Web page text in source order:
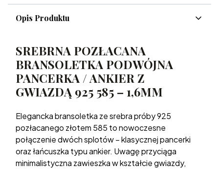
Opis Produktu
SREBRNA POZŁACANA
BRANSOLETKA PODWÓJNA
PANCERKA / ANKIER Z
GWIAZDĄ 925 585 – 1,6MM
Elegancka bransoletka ze srebra próby 925
pozłacanego złotem 585 to nowoczesne
połączenie dwóch splotów – klasycznej pancerki
oraz łańcuszka typu ankier. Uwagę przyciąga
minimalistyczna zawieszka w kształcie gwiazdy,